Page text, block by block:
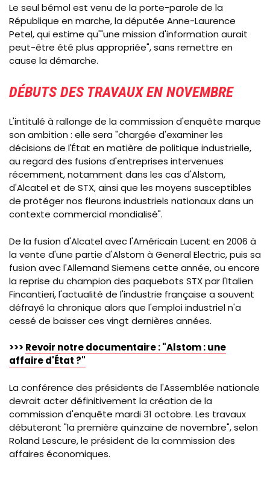
Le seul bémol est venu de la porte-parole de la
République en marche, la députée Anne-Laurence
Petel, qui estime qu'"une mission d'information aurait
peut-être été plus appropriée", sans remettre en
cause la démarche.
DÉBUTS DES TRAVAUX EN NOVEMBRE
L'intitulé à rallonge de la commission d'enquête marque
son ambition : elle sera "chargée d'examiner les
décisions de l'État en matière de politique industrielle,
au regard des fusions d'entreprises intervenues
récemment, notamment dans les cas d'Alstom,
d'Alcatel et de STX, ainsi que les moyens susceptibles
de protéger nos fleurons industriels nationaux dans un
contexte commercial mondialisé".
De la fusion d'Alcatel avec l'Américain Lucent en 2006 à
la vente d'une partie d'Alstom à General Electric, puis sa
fusion avec l'Allemand Siemens cette année, ou encore
la reprise du champion des paquebots STX par l'Italien
Fincantieri, l'actualité de l'industrie française a souvent
défrayé la chronique alors que l'emploi industriel n'a
cessé de baisser ces vingt dernières années.
>>> Revoir notre documentaire : "Alstom : une
affaire d'État ?"
La conférence des présidents de l'Assemblée nationale
devrait acter définitivement la création de la
commission d'enquête mardi 31 octobre. Les travaux
débuteront "la première quinzaine de novembre", selon
Roland Lescure, le président de la commission des
affaires économiques.